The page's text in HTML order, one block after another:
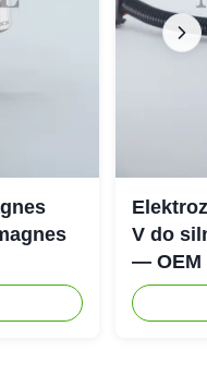
6CT
V do
— OEM